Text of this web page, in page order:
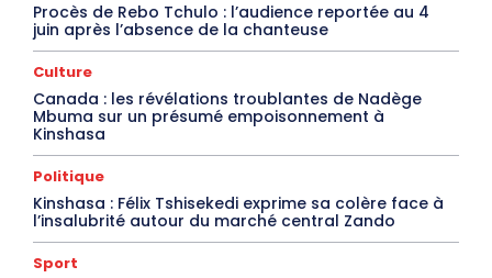
Procès de Rebo Tchulo : l’audience reportée au 4
juin après l’absence de la chanteuse
Culture
Canada : les révélations troublantes de Nadège
Mbuma sur un présumé empoisonnement à
Kinshasa
Politique
Kinshasa : Félix Tshisekedi exprime sa colère face à
l’insalubrité autour du marché central Zando
Sport